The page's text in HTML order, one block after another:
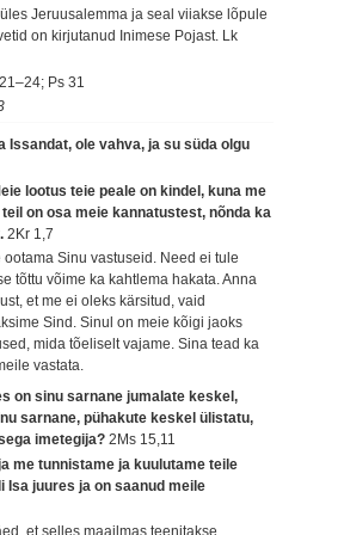
Jeruusalemma ja seal viiakse lõpule
on kirjutanud Inimese Pojast. Lk
Ps 31
Issandat, ole vahva, ja su süda olgu
lootus teie peale on kindel, kuna me
on osa meie kannatustest, nõnda ka
2Kr 1,7
ootama Sinu vastuseid. Need ei tule
tõttu võime ka kahtlema hakata. Anna
et me ei oleks kärsitud, vaid
Sind. Sinul on meie kõigi jaoks
mida tõeliselt vajame. Sina tead ka
vastata.
on sinu sarnane jumalate keskel,
sarnane, pühakute keskel ülistatu,
imetegija?2Ms 15,11
me tunnistame ja kuulutame teile
Isa juures ja on saanud meile
et selles maailmas teenitakse